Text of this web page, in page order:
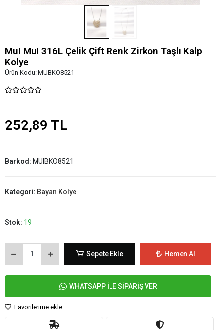
MuI MuI 316L Çelik Çift Renk Zirkon Taşlı Kalp
Kolye
Ürün Kodu: MUBKO8521
252,89 TL
Barkod: MUIBKO8521
Kategori: Bayan Kolye
Stok: 19
Sepete Ekle Hemen Al
WHATSAPP İLE SİPARİŞ VER
Favorilerime ekle